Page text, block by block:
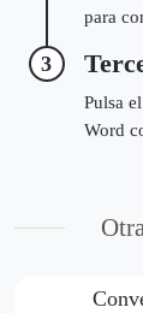
para
3
Pulsa
Word